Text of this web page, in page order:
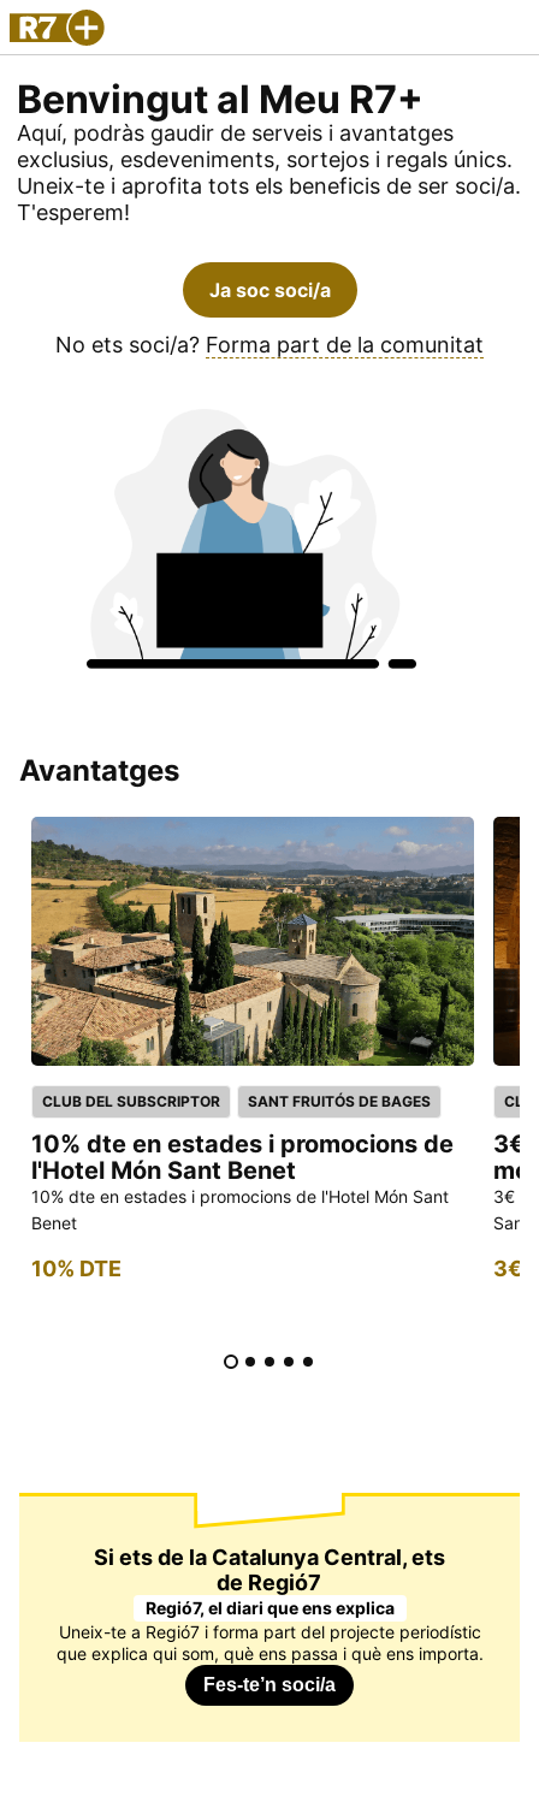
Benvingut al Meu R7+
Aquí, podràs gaudir de serveis i avantatges
exclusius, esdeveniments, sortejos i regals únics.
Uneix-te i aprofita tots els beneficis de ser soci/a.
T'esperem!
Ja soc soci/a
No ets soci/a? Forma part de la comunitat
Avantatges
CLUB DEL SUBSCRIPTOR SANT FRUITÓS DE BAGES
10% dte en estades i promocions de
l'Hotel Món Sant Benet
10% dte en estades i promocions de l'Hotel Món Sant
Benet
10% DTE
3€
3€
Sant
3€